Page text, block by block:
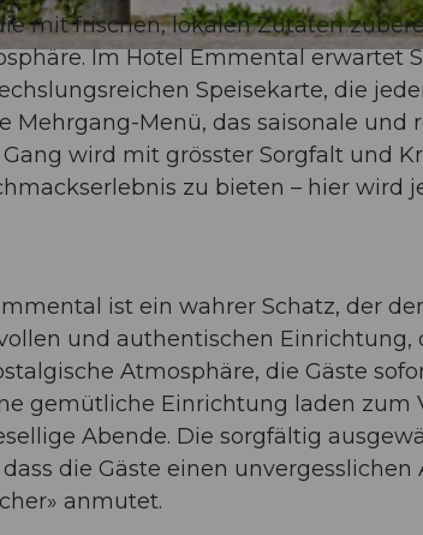
mit frischen, lokalen Zutaten
Im Hotel Emmental erwartet
Speisekarte, die
Mehrgang-Menü, das saisonale und
wird mit grösster Sorgfalt und
zu bieten – hier wird
ist ein wahrer Schatz, der
und authentischen
Atmosphäre, die Gäste
gemütliche Einrichtung laden zum
Abende. Die sorgfältig
die Gäste einen
» anmutet.